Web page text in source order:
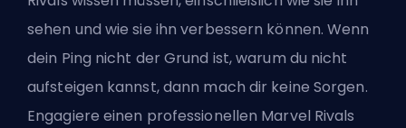
sehen und wie sie ihn verbessern können. Wenn
dein Ping nicht der Grund ist, warum du nicht
aufsteigen kannst, dann mach dir keine Sorgen.
Engagiere einen professionellen Marvel Rivals